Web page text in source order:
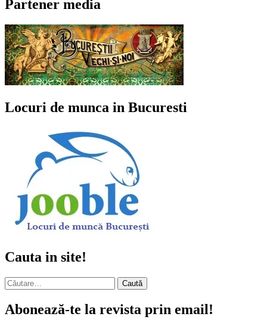
Partener media
Locuri de munca in Bucuresti
Cauta in site!
Caută
după:
Abonează-te la revista prin email!